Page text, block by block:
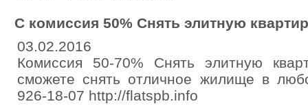
С комиссия 50% Снять элитную
03.02.2016
Комиссия 50-70% Снять элитную
сможете снять отличное жилище в
926-18-07 http://flatspb.info